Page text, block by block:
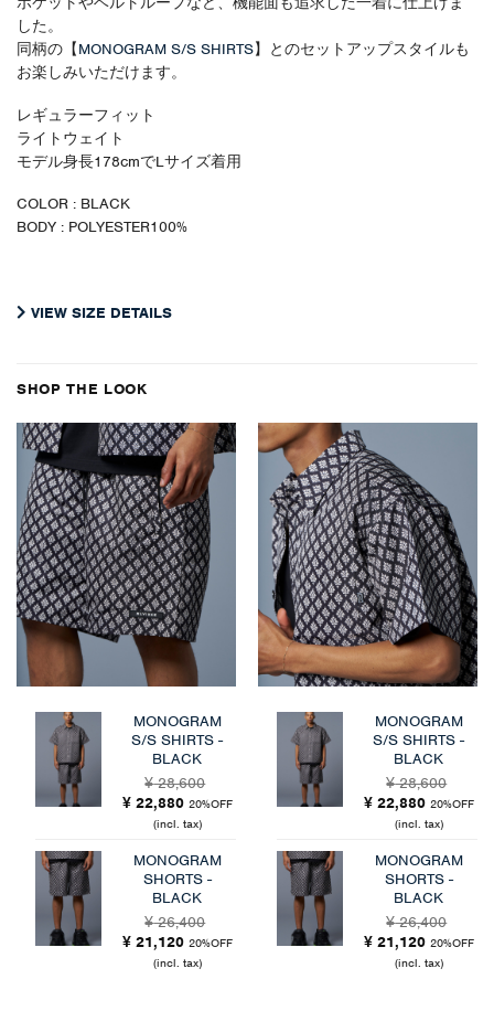
した。
同柄の【MONOGRAM S/S SHIRTS】とのセットアップスタイルも
お楽しみいただけます。
レギュラーフィット
ライトウェイト
モデル身長178cmでLサイズ着用
COLOR : BLACK
BODY : POLYESTER100%
VIEW SIZE DETAILS
SHOP THE LOOK
MONOGRAM
S/S SHIRTS -
BLACK
¥28,600
元
格
¥ 28,600
し
¥22,880現
在
価
格
は
¥ 22,880
で
す。
20%OFF
(incl. tax)
MONOGRAM
SHORTS -
BLACK
¥26,400
元
¥21,120現
在
20%OFF
(incl. tax)
MONOGRAM
S/S SHIRTS -
BLACK
¥28,600
元
格
¥ 28,600
し
¥22,880現
在
価
格
は
¥ 22,880
で
す。
20%OFF
(incl. tax)
MONOGRAM
SHORTS -
BLACK
¥26,400
元
¥21,120現
在
20%OFF
(incl. tax)